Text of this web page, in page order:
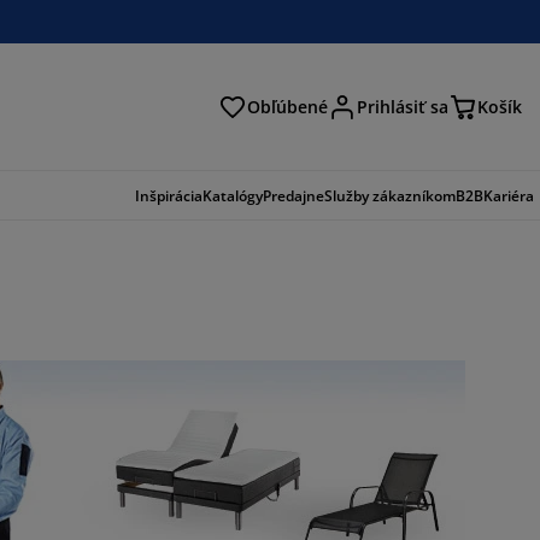
Obľúbené Prihlásiť sa Košík
InšpiráciaKatalógyPredajneSlužby zákazníkomB2BKariéra